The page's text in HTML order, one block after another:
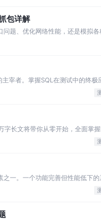
包详解
题、优化网络性能，还是模拟
宰者。掌握SQL在测试中的终极
长文将带你从零开始，全面掌握
一。一个功能完善但性能低下
要环节，越